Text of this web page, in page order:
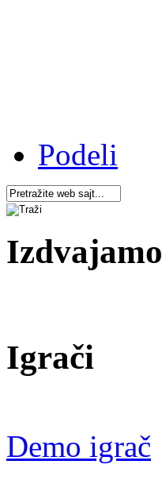
Podeli
Izdvajamo
Igrači
Demo igrač